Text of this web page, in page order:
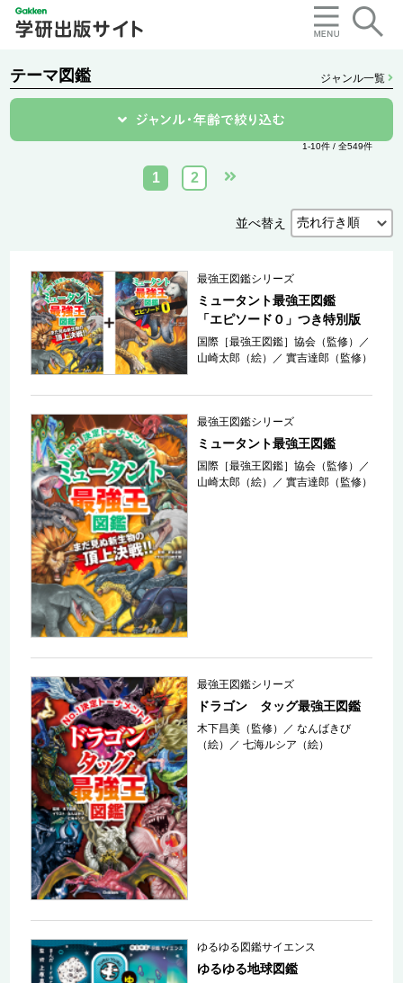
テーマ図鑑 ジャンル一覧
1-10件 / 全549件
1 2
並べ替え
最強王図鑑シリーズ
ミュータント最強王図鑑
「エピソード０」つき特別版
国際［最強王図鑑］協会（監修）
／
山崎太郎（絵）
／實吉達郎（監修）
最強王図鑑シリーズ
ミュータント最強王図鑑
国際［最強王図鑑］協会（監修）
／
山崎太郎（絵）
／實吉達郎（監修）
最強王図鑑シリーズ
ドラゴン タッグ最強王図鑑
木下昌美（監修） ／なんばきび
（絵）
／七海ルシア（絵）
ゆるゆる図鑑サイエンス
ゆるゆる地球図鑑